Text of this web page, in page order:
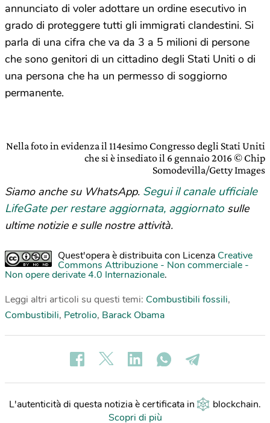
annunciato di voler adottare un ordine esecutivo in
grado di proteggere tutti gli immigrati clandestini. Si
parla di una cifra che va da 3 a 5 milioni di persone
che sono genitori di un cittadino degli Stati Uniti o di
una persona che ha un permesso di soggiorno
permanente.
Nella foto in evidenza il 114esimo Congresso degli Stati Uniti
che si è insediato il 6 gennaio 2016 © Chip
Somodevilla/Getty Images
Siamo anche su WhatsApp. Segui il canale ufficiale
LifeGate per restare aggiornata, aggiornato sulle
ultime notizie e sulle nostre attività.
Quest'opera è distribuita con Licenza Creative
Commons Attribuzione - Non commerciale -
Non opere derivate 4.0 Internazionale.
Leggi altri articoli su questi temi: Combustibili fossili,
Combustibili, Petrolio, Barack Obama
L'autenticità di questa notizia è certificata in blockchain.
Scopri di più